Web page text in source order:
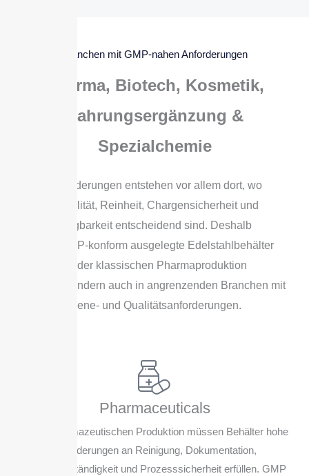
Branchen mit GMP-nahen Anforderungen
Pharma, Biotech, Kosmetik,
Nahrungsergänzung &
Spezialchemie
GMP-Anforderungen entstehen vor allem dort, wo
Produktqualität, Reinheit, Chargensicherheit und
Rückverfolgbarkeit entscheidend sind. Deshalb
werden GMP-konform ausgelegte Edelstahlbehälter
nicht nur in der klassischen Pharmaproduktion
benötigt, sondern auch in angrenzenden Branchen mit
hohen Hygiene- und Qualitätsanforderungen.
Pharmaceuticals
In der pharmazeutischen Produktion müssen Behälter hohe
Anforderungen an Reinigung, Dokumentation,
Materialbeständigkeit und Prozesssicherheit erfüllen. GMP